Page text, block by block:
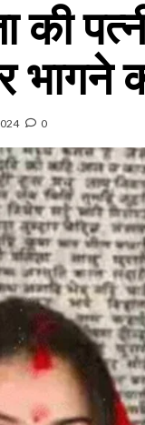
की
0